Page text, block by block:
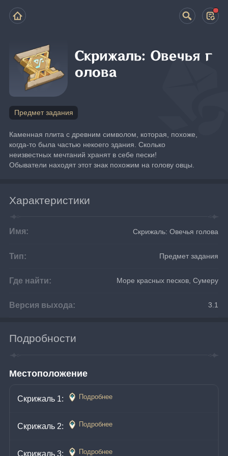
Скрижаль: Овечья г
олова
Предмет задания
Каменная плита с древним символом, которая, похоже,
когда-то была частью некоего здания. Сколько
неизвестных мечтаний хранят в себе пески!
Обыватели находят этот знак похожим на голову овцы.
Характеристики
Имя: Скрижаль: Овечья голова
Тип: Предмет задания
Где найти: Море красных песков, Сумеру
Версия выхода: 3.1
Подробности
Местоположение
Скрижаль 1: Подробнее
Скрижаль 2: Подробнее
Скрижаль 3: Подробнее